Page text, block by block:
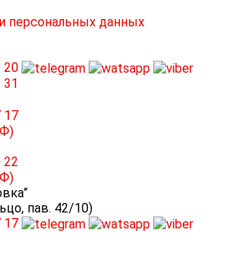
персональных данных
20
31
17
22
пав. 42/10)
17